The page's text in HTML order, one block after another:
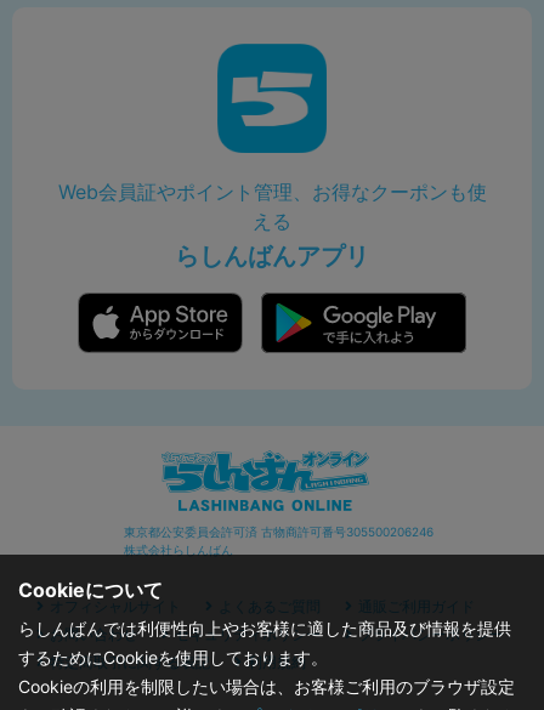
Web会員証やポイント管理、お得なクーポンも使
える
らしんばんアプリ
東京都公安委員会許可済 古物商許可番号305500206246
株式会社らしんばん
オフィシャルサイト よくあるご質問
通販ご利用ガイド
お問い合わせ
セキュリティポリシー
プライバシーポリシー
特定商取引に関する表記
利用規約
Cookieについて
らしんばんでは利便性向上やお客様に適した商品及び情報を提供
するためにCookieを使用しております。
Cookieの利用を制限したい場合は、お客様ご利用のブラウザ設定